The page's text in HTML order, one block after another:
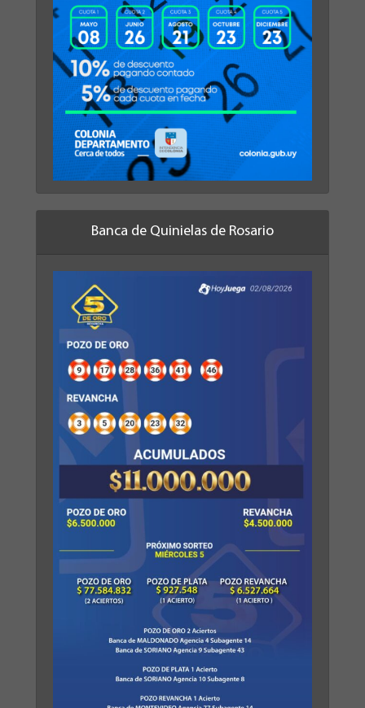
Banca de Quinielas de Rosario